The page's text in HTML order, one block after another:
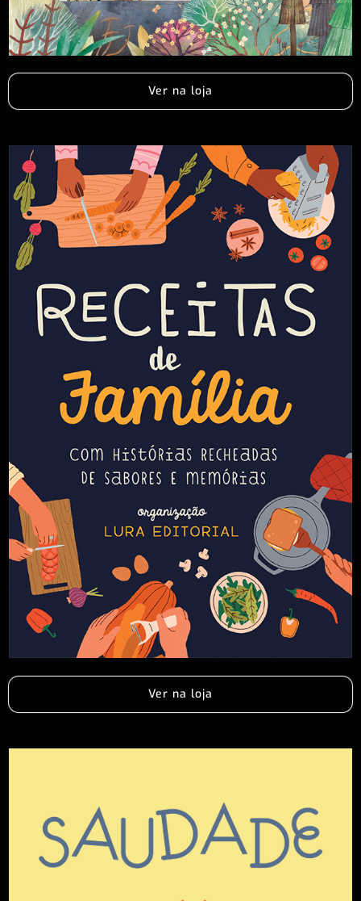
Ver na loja
Ver na loja